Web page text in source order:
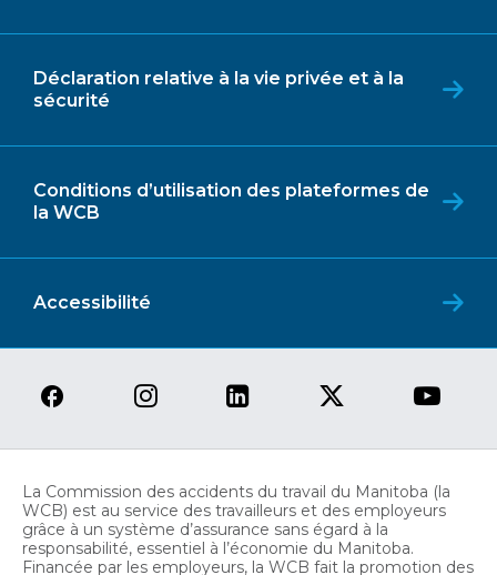
Déclaration relative à la vie privée et à la
sécurité
Conditions d’utilisation des plateformes de
la WCB
Accessibilité
La Commission des accidents du travail du Manitoba (la
WCB) est au service des travailleurs et des employeurs
grâce à un système d’assurance sans égard à la
responsabilité, essentiel à l’économie du Manitoba.
Financée par les employeurs, la WCB fait la promotion des